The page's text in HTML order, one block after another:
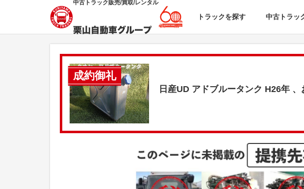
中古トラック販売/買取/レンタル
トラックを探す 中古トラッ
成約御礼
日産UD アドブルータンク H26年